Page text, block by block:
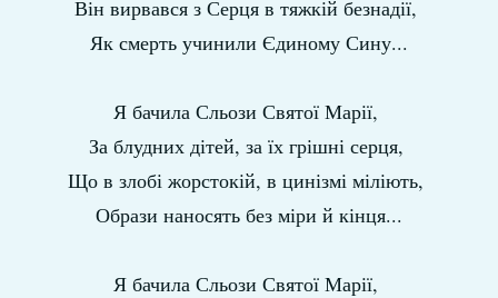
Він вирвався з Серця в тяжкій безнадії,
Як смерть учинили Єдиному Сину...
Я бачила Сльози Святої Марії,
За блудних дітей, за їх грішні серця,
Що в злобі жорстокій, в цинізмі міліють,
Образи наносять без міри й кінця...
Я бачила Сльози Святої Марії,